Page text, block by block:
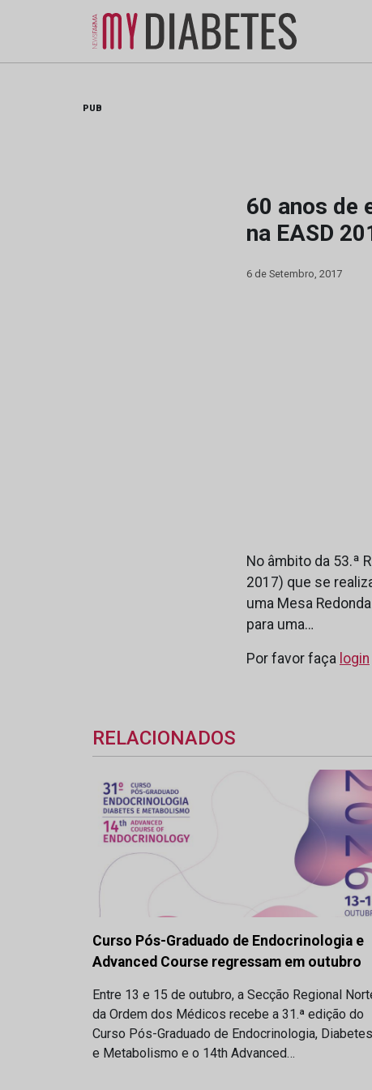
PUB
60 anos de
na EASD
6 de Setembro, 2017
No âmbito da 53.ª
2017) que se
uma Mesa
para uma…
Por favor faça login
RELACIONADOS
Curso Pós-Graduado de Endocrinologia e
Advanced Course regressam em outubro
Entre 13 e 15 de outubro, a Secção Regional
da Ordem dos Médicos recebe a 31.ª edição do
Curso Pós-Graduado de Endocrinologia, Diabetes
e Metabolismo e o 14th Advanced…